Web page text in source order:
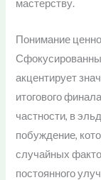
мастерству.
Понимание
акцентирует
итогового
частности, в
побуждение,
случайных
постоянного